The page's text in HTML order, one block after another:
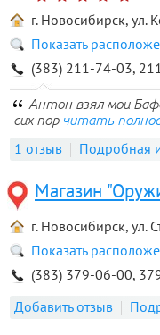
г. Новосибирск, ул.
Показать
(383) 211-74-03,
Антон взял мои
сих пор читать
1 отзыв Подробная
Магазин
г. Новосибирск, ул.
Показать
(383) 379-06-00,
Добавить отзыв